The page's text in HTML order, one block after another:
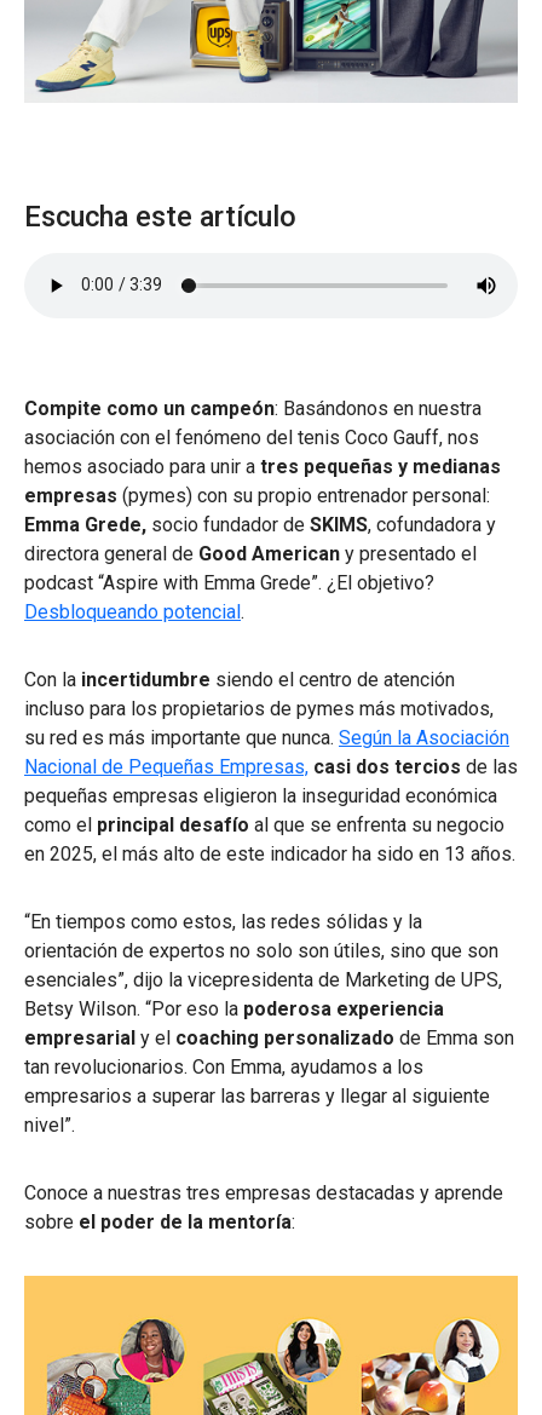
Escucha este artículo
Compite como un campeón: Basándonos en nuestra
asociación con el fenómeno del tenis Coco Gauff, nos
hemos asociado para unir a tres pequeñas y medianas
empresas (pymes) con su propio entrenador personal:
Emma Grede, socio fundador de SKIMS, cofundadora y
directora general de Good American y presentado el
podcast “Aspire with Emma Grede”. ¿El objetivo?
Desbloqueando potencial.
Con la incertidumbre siendo el centro de atención
incluso para los propietarios de pymes más motivados,
su red es más importante que nunca. Según la Asociación
Nacional de Pequeñas Empresas, casi dos tercios de las
pequeñas empresas eligieron la inseguridad económica
como el principal desafío al que se enfrenta su negocio
en 2025, el más alto de este indicador ha sido en 13 años.
“En tiempos como estos, las redes sólidas y la
orientación de expertos no solo son útiles, sino que son
esenciales”, dijo la vicepresidenta de Marketing de UPS,
Betsy Wilson. “Por eso la poderosa experiencia
empresarial y el coaching personalizado de Emma son
tan revolucionarios. Con Emma, ayudamos a los
empresarios a superar las barreras y llegar al siguiente
nivel”.
Conoce a nuestras tres empresas destacadas y aprende
sobre el poder de la mentoría: